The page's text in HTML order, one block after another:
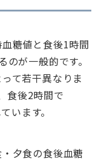
糖値と食後1時間
が一般的です。
て若干異なりま
食後2時間で
います。
夕食の食後血糖